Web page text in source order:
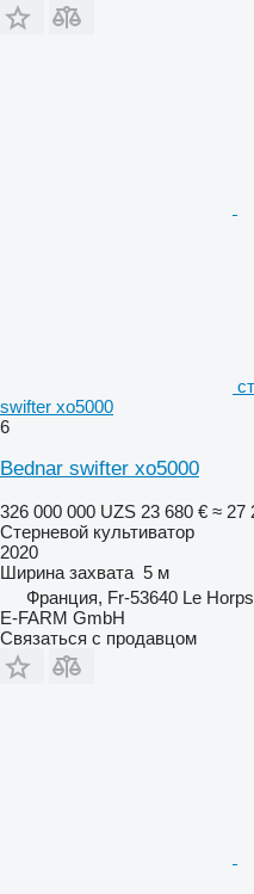
swifter xo5000
6
Bednar swifter xo5000
326 000 000 UZS 23 680 € ≈ 27
Стерневой культиватор
2020
Ширина захвата 5 м
Франция, Fr-53640 Le Horps
E-FARM GmbH
Связаться с продавцом